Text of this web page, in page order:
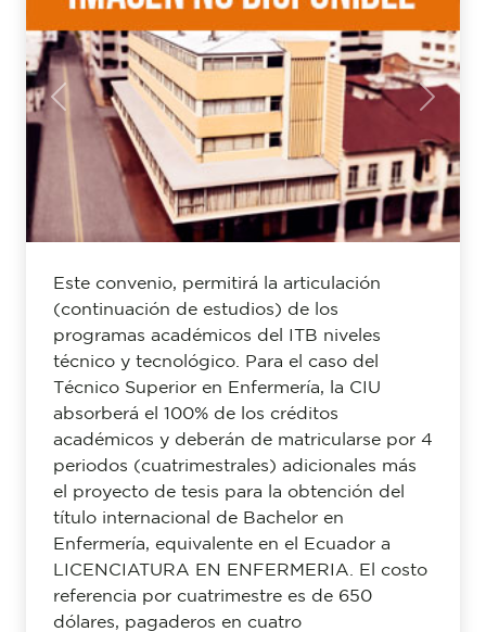
Previous Next
Este convenio, permitirá la articulación
(continuación de estudios) de los
programas académicos del ITB niveles
técnico y tecnológico. Para el caso del
Técnico Superior en Enfermería, la CIU
absorberá el 100% de los créditos
académicos y deberán de matricularse por 4
periodos (cuatrimestrales) adicionales más
el proyecto de tesis para la obtención del
título internacional de Bachelor en
Enfermería, equivalente en el Ecuador a
LICENCIATURA EN ENFERMERIA. El costo
referencia por cuatrimestre es de 650
dólares, pagaderos en cuatro